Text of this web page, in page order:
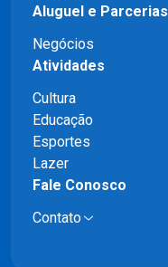
Aluguel e Parcerias
Negócios
Atividades
Cultura
Educação
Esportes
Lazer
Fale Conosco
Contato